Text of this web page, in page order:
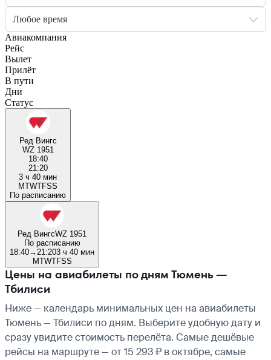
Любое время
Авиакомпания
Рейс
Вылет
Прилёт
В пути
Дни
Статус
Ред Вингс
WZ 1951
18:40
21:20
3 ч 40 мин
MTWTFSS
По расписанию
Ред ВингсWZ 1951
По расписанию
18:40→ 21:203 ч 40 мин
MTWTFSS
Цены на авиабилеты по дням Тюмень —
Тбилиси
Ниже — календарь минимальных цен на авиабилеты
Тюмень — Тбилиси по дням. Выберите удобную дату и
сразу увидите стоимость перелёта. Самые дешёвые
рейсы на маршруте — от 15 293 ₽ в октябре, самые